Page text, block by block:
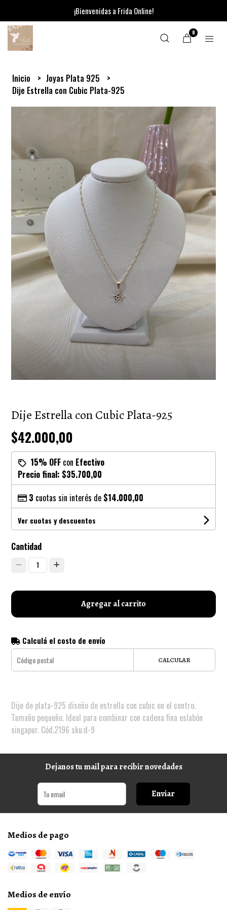
¡Bienvenidas a Frida Online!
0
Inicio
Joyas Plata 925
Dije Estrella con Cubic Plata-925
Dije Estrella con Cubic Plata-925
$42.000,00
15% OFF con Efectivo
Precio final: $35.700,00
3 cuotas sin interés de $14.000,00
Ver cuotas y descuentos
Cantidad
1
Agregar al carrito
Calculá el costo de envío
CALCULAR
Dije de plata-925 diseño de estrella con cubic en el centro.
Tamaño pequeño. Ideal para combinar con cadena fina eslabón
singapur. Cód.2196 sku:d-9
Dejanos tu mail para recibir novedades
Enviar
Medios de pago
Medios de envío